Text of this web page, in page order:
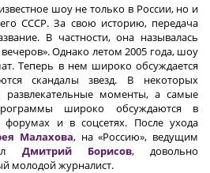
шоу не только в России, но и
СССР. За свою историю, передача
В частности, она называлась
Однако летом 2005 года, шоу
Теперь в нем широко обсуждается
скандалы звезд. В некоторых
развлекательные моменты, а самые
широко обсуждаются в
форумах и в соцсетях. После ухода
Малахова, на «Россию», ведущим
Дмитрий Борисов, довольно
молодой журналист.